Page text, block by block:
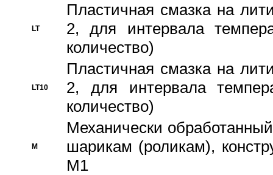
LT
Пластичная смазка на
2, для интервала
количество)
LT10
Пластичная смазка на
2, для интервала
количество)
M
Механически
шарикам (роликам),
M1